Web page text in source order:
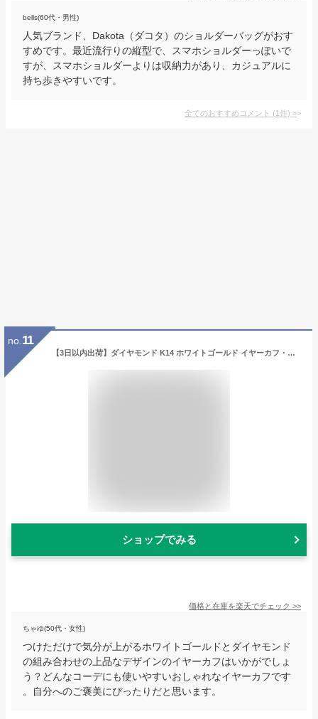
bells(60代・男性)
人気ブランド、Dakota（ダコタ）のショルダーバッグがおす
すめです。最近流行りの縦型で、スマホショルダーっぽいで
すが、スマホショルダーよりは収納力があり、カジュアルに
持ち歩きやすいです。
全てのおすすめコメント (1件) >
no. 11
【3日以内出荷】ダイヤモンド K14 ホワイトゴールド イヤーカフ・ディーチュアナ 【片耳】14金 14K
ショップでみる
価格と在庫を楽天でチェック >>
ちゃゆ(50代・女性)
つけただけで気分が上がるホワイトゴールドとダイヤモンド
の組み合わせの上品なデザインのイヤーカフはいかがでしょ
う？どんなコーデにも使いやすいおしゃれなイヤーカフです
。自分へのご褒美にぴったりだと思います。